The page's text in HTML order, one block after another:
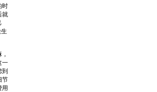
时
就
一
节